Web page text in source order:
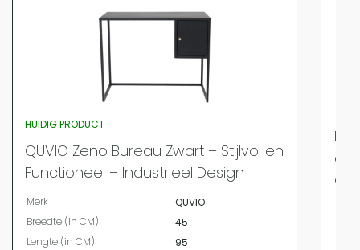
HUIDIG PRODUCT
QUVIO Zeno Bureau Zwart – Stijlvol en
Functioneel – Industrieel Design
Merk
QUVIO
Breedte (in CM)
45
Lengte (in CM)
95
cm